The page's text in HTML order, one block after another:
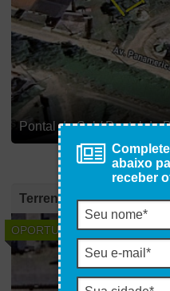
Pontal do Sul / Pontal do
Terreno → Venda
OPORTUNIDADE
abaixo
receber